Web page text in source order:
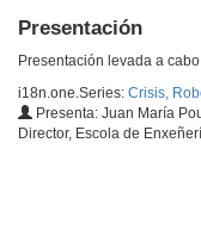
Presentación
Presentación levada a
i18n.one.Series: Crisis,
Presenta: Juan María
Director, Escola de